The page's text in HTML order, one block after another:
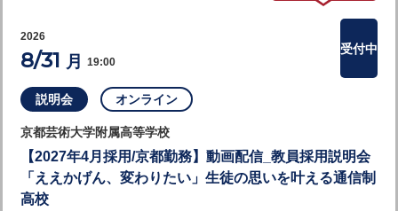
説明会 オンライン
京都芸術大学附属高等学校
【2027年4月採用/京都勤務】動画配信_教員採用説明会
「ええかげん、変わりたい」生徒の思いを叶える通信制
高校
2026
8/31 月 19:00
受付中